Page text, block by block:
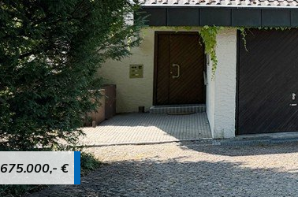
675.000,- €